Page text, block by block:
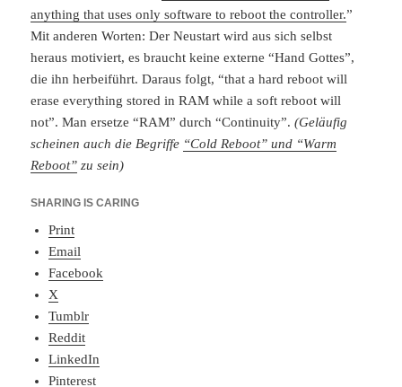
anything that uses only software to reboot the controller.”
Mit anderen Worten: Der Neustart wird aus sich selbst
heraus motiviert, es braucht keine externe “Hand Gottes”,
die ihn herbeiführt. Daraus folgt, “that a hard reboot will
erase everything stored in RAM while a soft reboot will
not”. Man ersetze “RAM” durch “Continuity”.(Geläufig
scheinen auch die Begriffe “Cold Reboot” und “Warm
Reboot” zu sein)
SHARING IS CARING
Print
Email
Facebook
X
Tumblr
Reddit
LinkedIn
Pinterest